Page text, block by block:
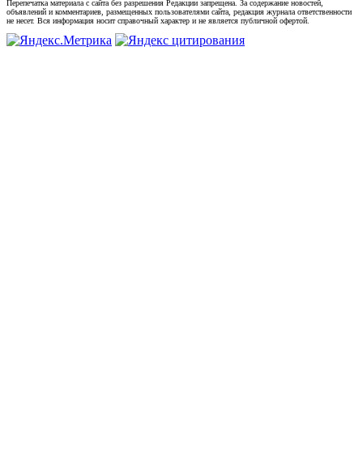
Перепечатка материала с сайта без разрешения Редакции запрещена. За содержание новостей,
объявлений и комментариев, размещенных пользователями сайта, редакция журнала ответственности
не несет. Вся информация носит справочный характер и не является публичной офертой.